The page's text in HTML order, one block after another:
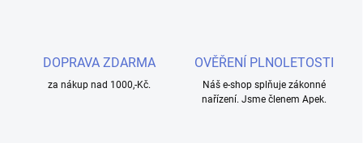
DOPRAVA ZDARMA
za nákup nad 1000,-Kč.
OVĚŘENÍ PLNOLETOSTI
Náš e-shop splňuje zákonné
nařízení. Jsme členem Apek.